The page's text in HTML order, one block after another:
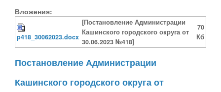
Вложения:
p418_30062023.docx
[Постановление Администрации
Кашинского городского округа от
30.06.2023 №418]
70
Кб
Постановление Администрации
Кашинского городского округа от